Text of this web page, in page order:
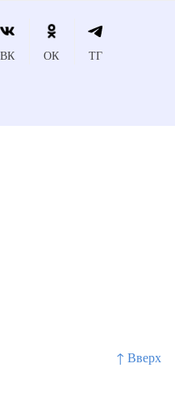
↑ Вверх
ВК ОК ТГ